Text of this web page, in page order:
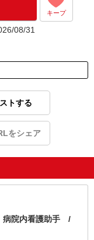
キープ
08/31
トする
をシェア
院内看護助手 /